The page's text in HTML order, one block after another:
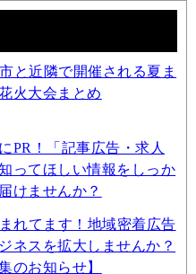
と近隣で開催される夏ま
火大会まとめ
PR！「記事広告・求人
ってほしい情報をしっか
けませんか？
れてます！地域密着広告
ネスを拡大しませんか？
のお知らせ】